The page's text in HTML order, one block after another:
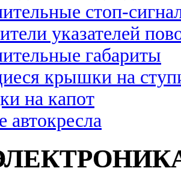
стоп-
указателей
габариты
крышки на
на капот
автокресла